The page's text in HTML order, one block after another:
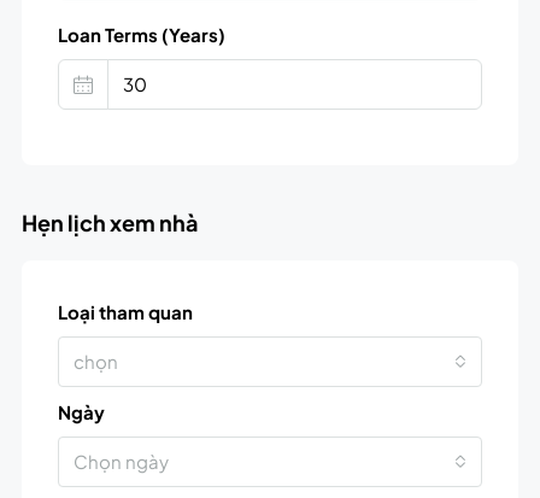
Loan Terms (Years)
Hẹn lịch xem nhà
Loại tham quan
chọn
Ngày
Chọn ngày